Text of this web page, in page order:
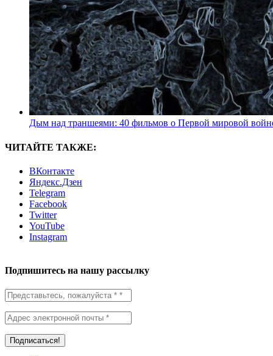
Дым над траншеями: 40 фильмов о Первой мировой
ЧИТАЙТЕ ТАКЖЕ:
ВКонтакте
Яндекс.Дзен
Telegram
Facebook
Twitter
YouTube
Instagram
Подпишитесь на нашу рассылку